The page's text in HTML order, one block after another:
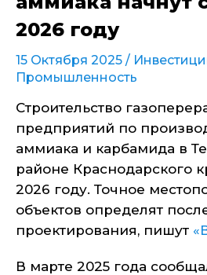
2026 году
15 Октября 2025 /
Промышленность
Строительство
предприятий по
аммиака и карбамида в
районе Краснодарского
2026 году. Точное
объектов определят
проектирования, пишут
В марте 2025 года